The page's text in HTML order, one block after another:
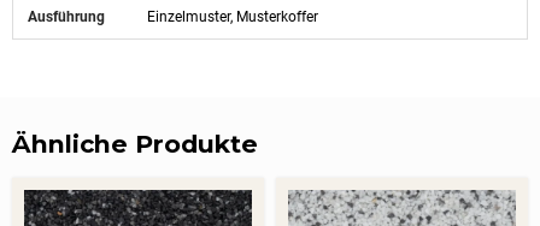
Ausführung Einzelmuster, Musterkoffer
Ähnliche Produkte